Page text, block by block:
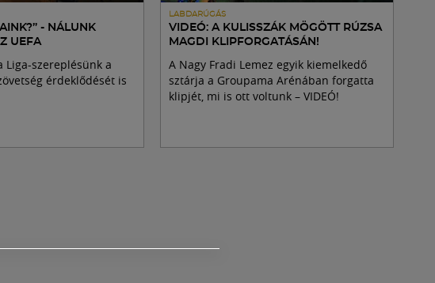
- NÁLUNK
UEFA
Liga-szereplésünk a
érdeklődését is
LABDARÚGÁS
VIDEÓ: A KULISSZÁK MÖGÖTT RÚZSA
MAGDI KLIPFORGATÁSÁN!
A Nagy Fradi Lemez egyik kiemelkedő
sztárja a Groupama Arénában forgatta
klipjét, mi is ott voltunk – VIDEÓ!